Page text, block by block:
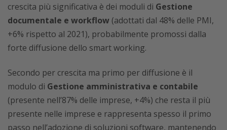
crescita più significativa è dei moduli di Gestione
documentale e workflow (adottati dal 48% delle PMI,
+6% rispetto al 2021), probabilmente promossi dalla
forte diffusione dello smart working.
Secondo per crescita ma primo per diffusione è il
modulo di Gestione amministrativa e contabile
(presente nell’87% delle imprese, +4%) che resta il più
presente nelle imprese e rappresenta spesso il primo
passo nell’adozione di soluzioni software, mantenendo